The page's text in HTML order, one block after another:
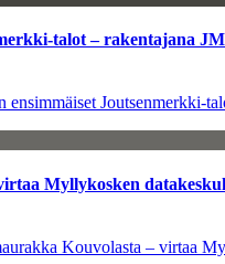
talot – rakentajana
Joutsenmerkki-
Myllykosken
Kouvolasta – virtaa